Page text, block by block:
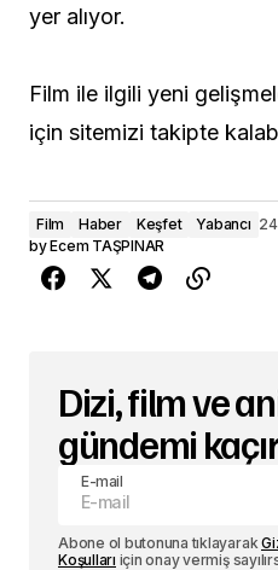
yer alıyor.
Film ile ilgili yeni
için sitemizi takipte
Film Haber Keşfet Yabancı
byEcem TAŞPINAR
Dizi, film ve
gündemi
E-mail
Abone ol butonuna tıklayarak
Koşulları için onay vermiş